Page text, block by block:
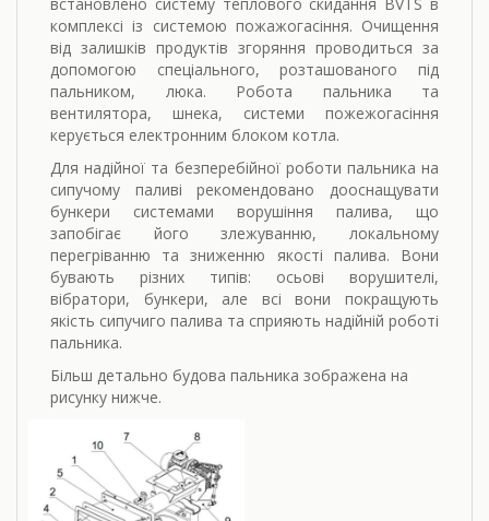
комплексі із системою пожажогасіння. Очищення
від залишків продуктів згоряння проводиться за
допомогою спеціального, розташованого під
пальником, люка. Робота пальника та
вентилятора, шнека, системи пожежогасіння
керується електронним блоком котла.
Для надійної та безперебійної роботи пальника на
сипучому паливі рекомендовано дооснащувати
бункери системами ворушіння палива, що
запобігає його злежуванню, локальному
перегріванню та зниженню якості палива. Вони
бувають різних типів: осьові ворушителі,
вібратори, бункери, але всі вони покращують
якість сипучиго палива та сприяють надійній роботі
пальника.
Більш детально будова пальника зображена на
рисунку нижче.